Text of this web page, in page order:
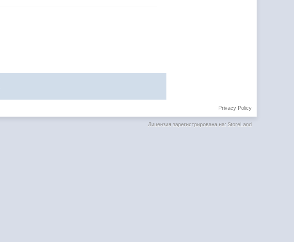
Privacy Policy
Лицензия зарегистрирована на: StoreLand